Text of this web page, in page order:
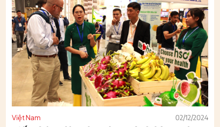
Việt Nam 02/12/2024